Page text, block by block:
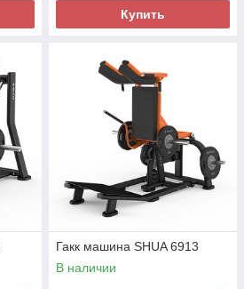
Купить
Гакк машина SHUA 6913
В наличии